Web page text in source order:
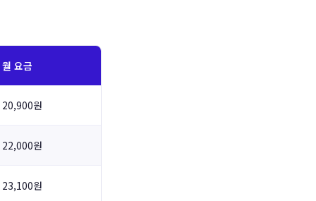
월 요금
20,900원
22,000원
23,100원